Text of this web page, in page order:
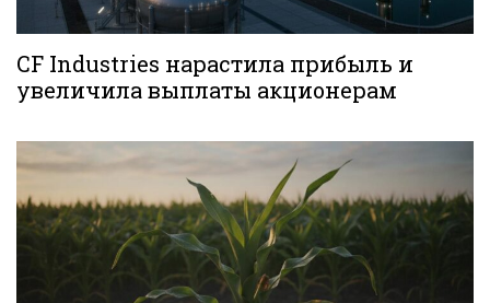
CF Industries нарастила прибыль и
увеличила выплаты акционерам